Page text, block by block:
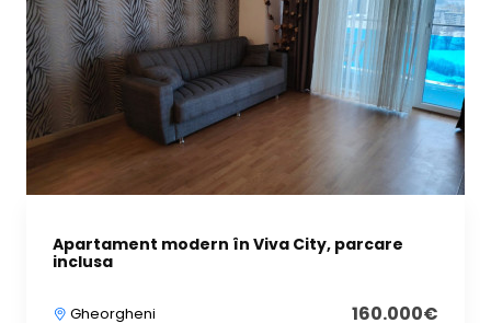
Apartament modern în Viva City, parcare
inclusa
Gheorgheni 160.000€